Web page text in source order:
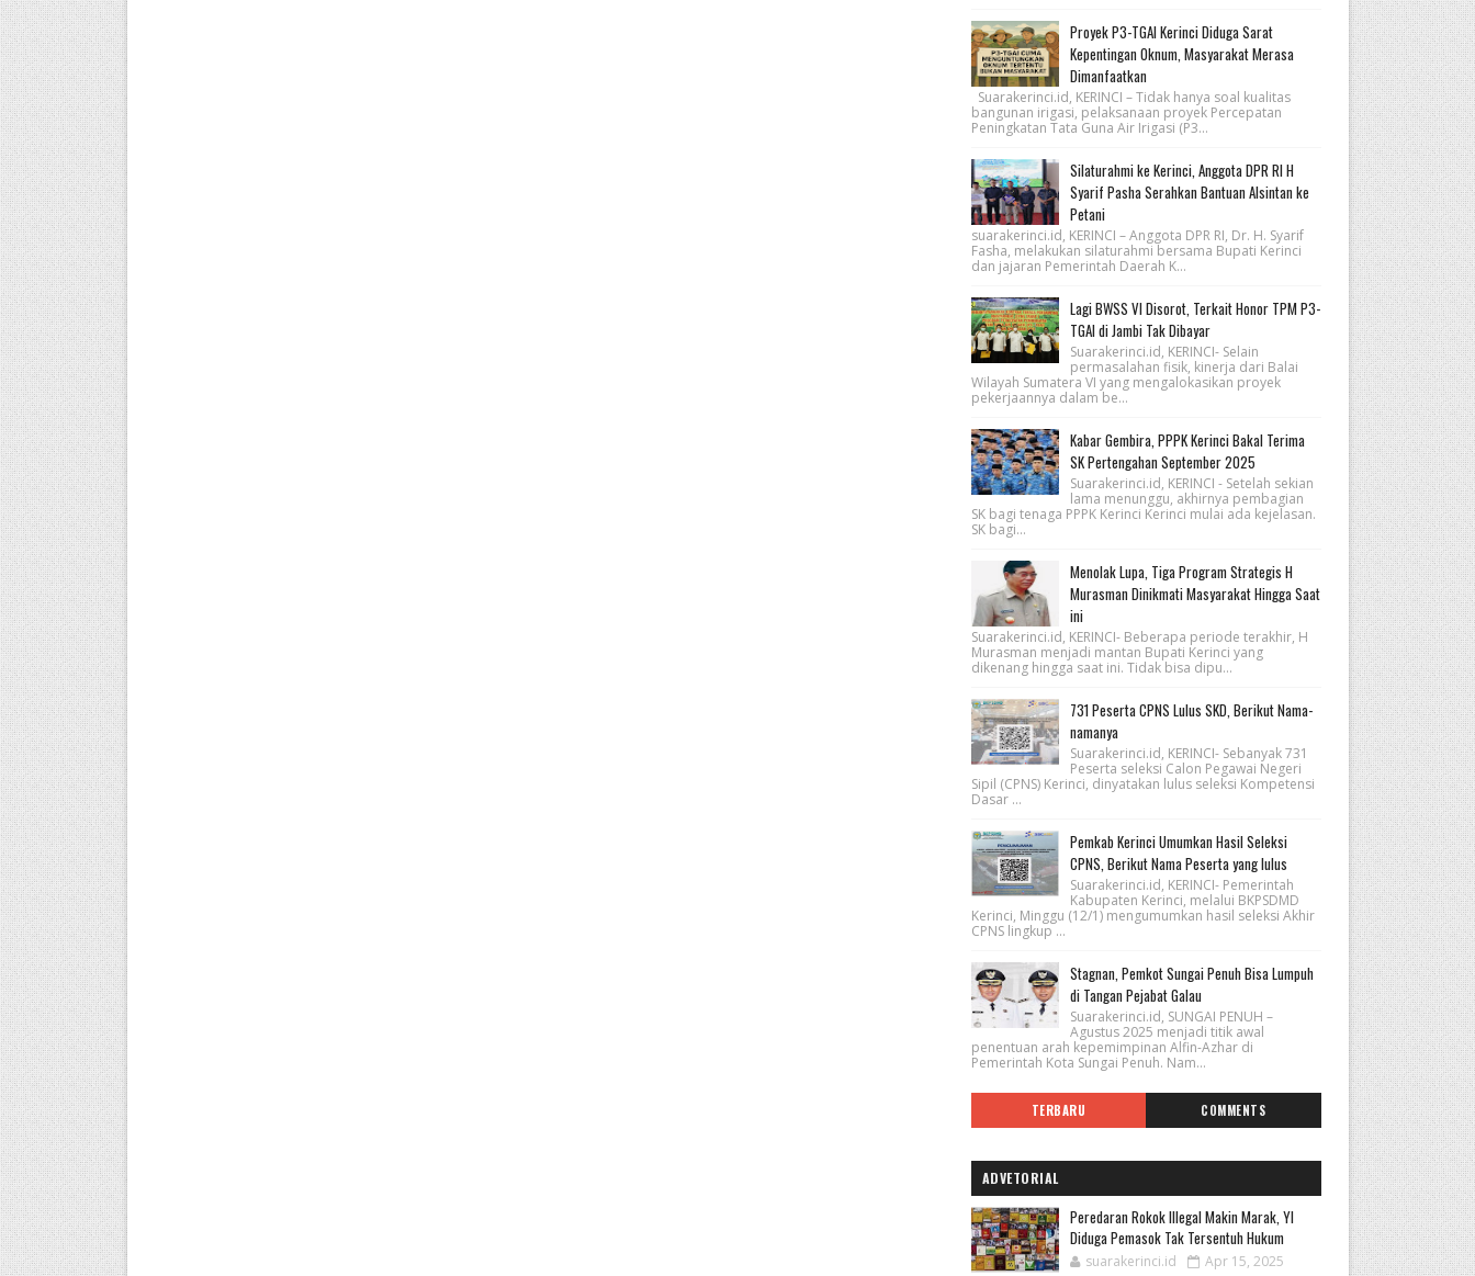
Proyek P3-TGAI Kerinci Diduga Sarat
Kepentingan Oknum, Masyarakat Merasa
Dimanfaatkan
Suarakerinci.id, KERINCI – Tidak hanya soal kualitas
bangunan irigasi, pelaksanaan proyek Percepatan
Peningkatan Tata Guna Air Irigasi (P3...
Silaturahmi ke Kerinci, Anggota DPR RI H
Syarif Pasha Serahkan Bantuan Alsintan ke
Petani
suarakerinci.id, KERINCI – Anggota DPR RI, Dr. H. Syarif
Fasha, melakukan silaturahmi bersama Bupati Kerinci
dan jajaran Pemerintah Daerah K...
Lagi BWSS VI Disorot, Terkait Honor TPM P3-
TGAI di Jambi Tak Dibayar
Suarakerinci.id, KERINCI- Selain
permasalahan fisik, kinerja dari Balai
Wilayah Sumatera VI yang mengalokasikan proyek
pekerjaannya dalam be...
Kabar Gembira, PPPK Kerinci Bakal Terima
SK Pertengahan September 2025
Suarakerinci.id, KERINCI - Setelah sekian
lama menunggu, akhirnya pembagian
SK bagi tenaga PPPK Kerinci Kerinci mulai ada kejelasan.
SK bagi...
Menolak Lupa, Tiga Program Strategis H
Murasman Dinikmati Masyarakat Hingga Saat
ini
Suarakerinci.id, KERINCI- Beberapa periode terakhir, H
Murasman menjadi mantan Bupati Kerinci yang
dikenang hingga saat ini. Tidak bisa dipu...
731 Peserta CPNS Lulus SKD, Berikut Nama-
namanya
Suarakerinci.id, KERINCI- Sebanyak 731
Peserta seleksi Calon Pegawai Negeri
Sipil (CPNS) Kerinci, dinyatakan lulus seleksi Kompetensi
Dasar ...
Pemkab Kerinci Umumkan Hasil Seleksi
CPNS, Berikut Nama Peserta yang lulus
Suarakerinci.id, KERINCI- Pemerintah
Kabupaten Kerinci, melalui BKPSDMD
Kerinci, Minggu (12/1) mengumumkan hasil seleksi Akhir
CPNS lingkup ...
Stagnan, Pemkot Sungai Penuh Bisa Lumpuh
di Tangan Pejabat Galau
Suarakerinci.id, SUNGAI PENUH –
Agustus 2025 menjadi titik awal
penentuan arah kepemimpinan Alfin-Azhar di
Pemerintah Kota Sungai Penuh. Nam...
TERBARU COMMENTS
ADVETORIAL
Peredaran Rokok Illegal Makin Marak, YI
Diduga Pemasok Tak Tersentuh Hukum
suarakerinci.id Apr 15, 2025